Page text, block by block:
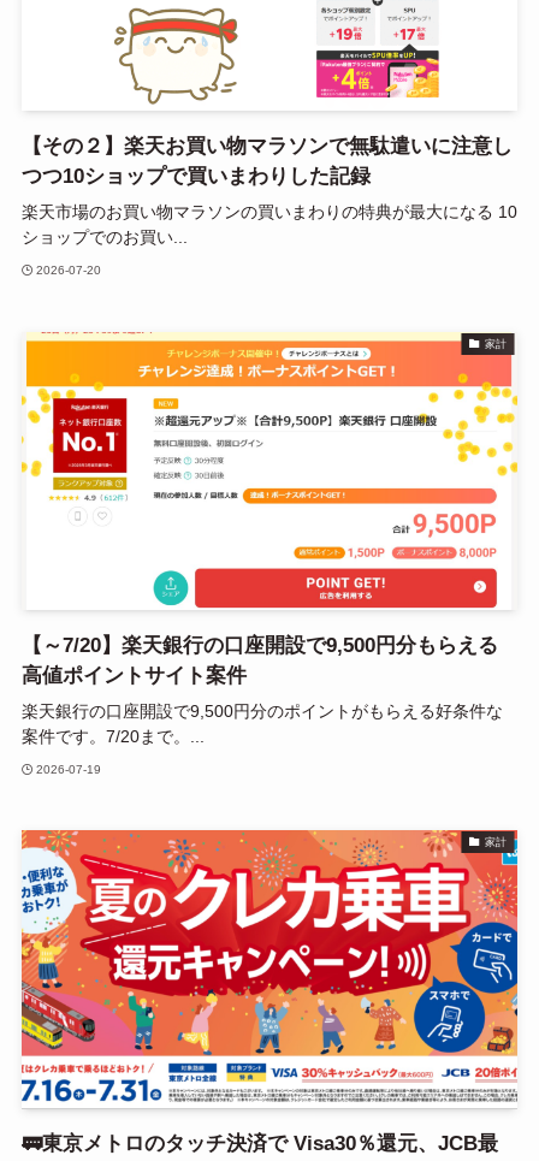
【その２】楽天お買い物マラソンで無駄遣いに注意し
つつ10ショップで買いまわりした記録
楽天市場のお買い物マラソンの買いまわりの特典が最大になる 10
ショップでのお買い...
2026-07-20
家計
【～7/20】楽天銀行の口座開設で9,500円分もらえる
高値ポイントサイト案件
楽天銀行の口座開設で9,500円分のポイントがもらえる好条件な
案件です。7/20まで。...
2026-07-19
家計
🚃東京メトロのタッチ決済で Visa30％還元、JCB最